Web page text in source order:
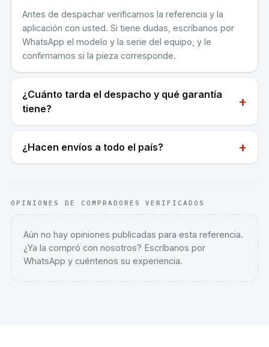
Antes de despachar verificamos la referencia y la
aplicación con usted. Si tiene dudas, escríbanos por
WhatsApp el modelo y la serie del equipo, y le
confirmamos si la pieza corresponde.
¿Cuánto tarda el despacho y qué garantía
tiene?
+
¿Hacen envíos a todo el país? +
OPINIONES DE COMPRADORES VERIFICADOS
Aún no hay opiniones publicadas para esta referencia.
¿Ya la compró con nosotros? Escríbanos por
WhatsApp y cuéntenos su experiencia.